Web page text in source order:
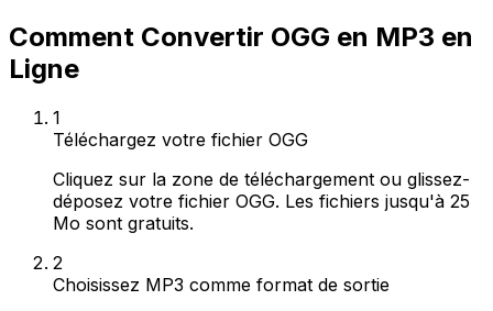
Comment Convertir OGG en MP3 en
Ligne
1
Téléchargez votre fichier OGG
Cliquez sur la zone de téléchargement ou glissez-
déposez votre fichier OGG. Les fichiers jusqu'à 25
Mo sont gratuits.
2
Choisissez MP3 comme format de sortie